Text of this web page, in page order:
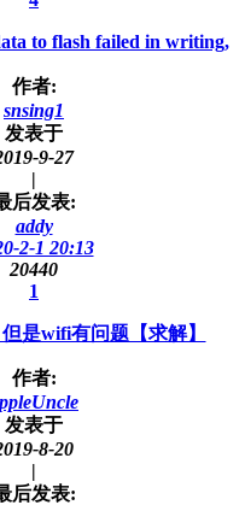
to flash failed in writing,
作者:
snsing1
发表于
9-27
|
后发表:
addy
2-1 20:13
20440
1
是wifi有问题【求解】
作者:
发表于
8-20
|
后发表: